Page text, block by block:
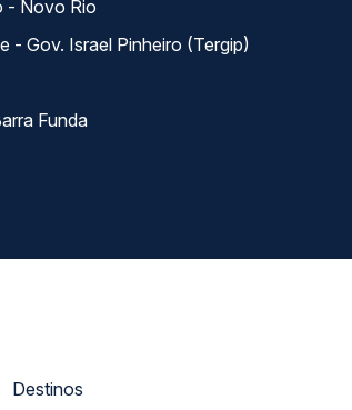
- Novo Rio
- Gov. Israel Pinheiro (Tergip)
Funda
Destinos